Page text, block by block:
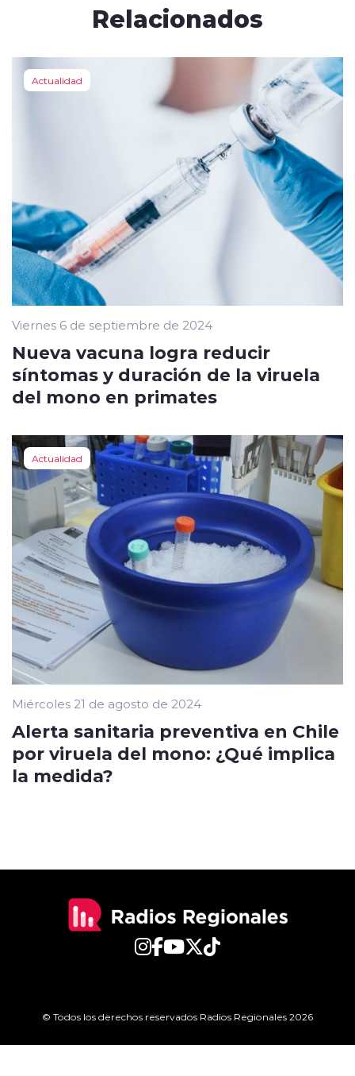
Relacionados
Actualidad
Viernes 6 de septiembre de 2024
Nueva vacuna logra reducir
síntomas y duración de la viruela
del mono en primates
Actualidad
Miércoles 21 de agosto de 2024
Alerta sanitaria preventiva en Chile
por viruela del mono: ¿Qué implica
la medida?
© Todos los derechos reservados Radios Regionales 2026